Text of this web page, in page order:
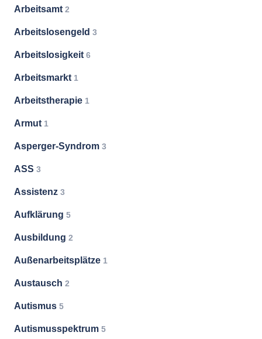
Arbeitsamt 2
Arbeitslosengeld 3
Arbeitslosigkeit 6
Arbeitsmarkt 1
Arbeitstherapie 1
Armut 1
Asperger-Syndrom 3
ASS 3
Assistenz 3
Aufklärung 5
Ausbildung 2
Außenarbeitsplätze 1
Austausch 2
Autismus 5
Autismusspektrum 5